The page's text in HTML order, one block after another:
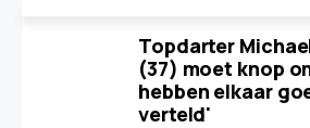
Topdarter
(37) moet knop
hebben elkaar
verteld'